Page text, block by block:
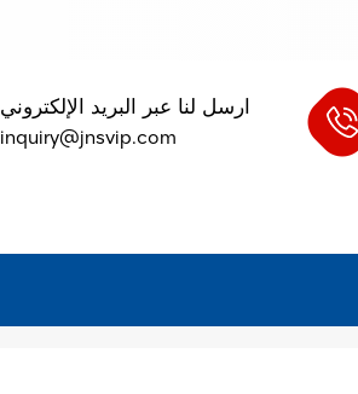
ارسل لنا عبر البريد الإلكتروني
inquiry@jnsvip.com